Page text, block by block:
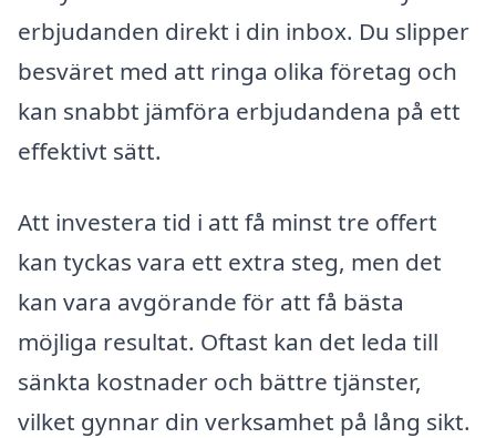
erbjudanden direkt i din inbox. Du slipper
besväret med att ringa olika företag och
kan snabbt jämföra erbjudandena på ett
effektivt sätt.
Att investera tid i att få minst tre offert
kan tyckas vara ett extra steg, men det
kan vara avgörande för att få bästa
möjliga resultat. Oftast kan det leda till
sänkta kostnader och bättre tjänster,
vilket gynnar din verksamhet på lång sikt.